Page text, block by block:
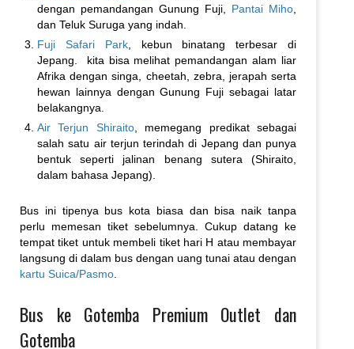
dengan pemandangan Gunung Fuji, Pantai Miho
dan Teluk Suruga yang indah.
Fuji Safari Park, kebun binatang terbesar di
Jepang. kita bisa melihat pemandangan alam liar
Afrika dengan singa, cheetah, zebra, jerapah serta
hewan lainnya dengan Gunung Fuji sebagai latar
belakangnya.
Air Terjun Shiraito, memegang predikat sebagai
salah satu air terjun terindah di Jepang dan punya
bentuk seperti jalinan benang sutera (Shiraito,
dalam bahasa Jepang).
Bus ini tipenya bus kota biasa dan bisa naik tanpa
perlu memesan tiket sebelumnya. Cukup datang ke
tempat tiket untuk membeli tiket hari H atau membayar
langsung di dalam bus dengan uang tunai atau dengan
kartu Suica/Pasmo
Bus ke Gotemba Premium Outlet dan
Gotemba